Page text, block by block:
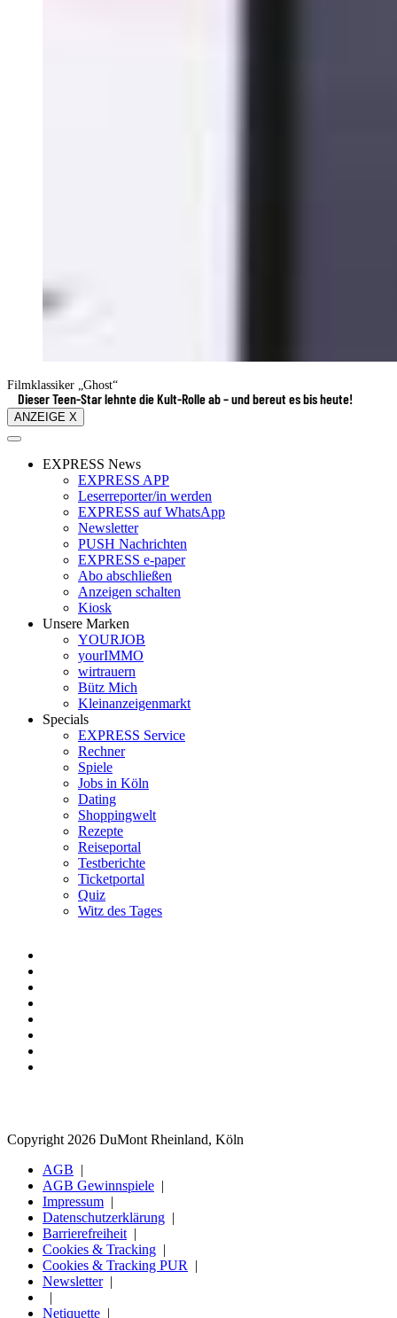
Filmklassiker „Ghost“
Dieser Teen-Star lehnte die Kult-Rolle ab – und bereut es bis heute!
ANZEIGE X
EXPRESS News
EXPRESS APP
Leserreporter/in werden
EXPRESS auf WhatsApp
Newsletter
PUSH Nachrichten
EXPRESS e-paper
Abo abschließen
Anzeigen schalten
Kiosk
Unsere Marken
YOURJOB
yourIMMO
wirtrauern
Bütz Mich
Kleinanzeigenmarkt
Specials
EXPRESS Service
Rechner
Spiele
Jobs in Köln
Dating
Shoppingwelt
Rezepte
Reiseportal
Testberichte
Ticketportal
Quiz
Witz des Tages
Copyright 2026 DuMont Rheinland, Köln
AGB
AGB Gewinnspiele
Impressum
Datenschutzerklärung
Barrierefreiheit
Cookies & Tracking
Cookies & Tracking PUR
Newsletter
Netiquette